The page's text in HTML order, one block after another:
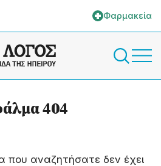
Φαρμακεία
404
που αναζητήσατε δεν έχει